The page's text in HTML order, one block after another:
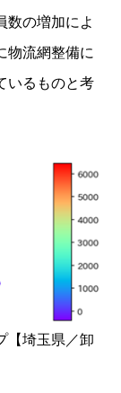
数の増加によ
物流網整備に
いるものと考
【埼玉県／卸